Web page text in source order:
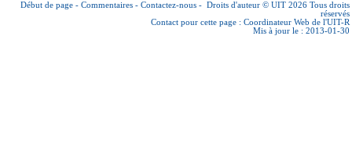
Début de page - Commentaires - Contactez-nous - Droits d'auteur © UIT 2026 Tous droits
réservés
Contact pour cette page : Coordinateur Web de l'UIT-R
Mis à jour le : 2013-01-30